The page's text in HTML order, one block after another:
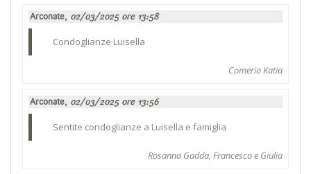
Arconate, 02/03/2025 ore 13:58
Condoglianze Luisella
Comerio Katia
Arconate, 02/03/2025 ore 13:56
Sentite condoglianze a Luisella e famiglia
Rosanna Gadda, Francesco e Giulia